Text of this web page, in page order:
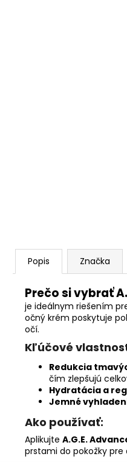
Popis Značka
Prečo si vybrať
je ideálnym riešením
očný krém poskytuje
očí.
Kľúčové
Redukcia
čím zlepšujú
Hydratácia a
Jemné
Ako používať:
Aplikujte A.G.E.
prstami do pokožky